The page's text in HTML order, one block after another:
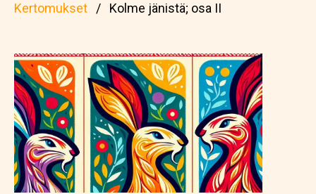
Kertomukset
Kolme jänistä; osa II